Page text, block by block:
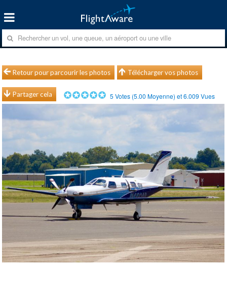
Retour pour parcourir les photos Télécharger vos photos
Partager cela 5 Votes (5.00 Moyenne) et6.009 Vues